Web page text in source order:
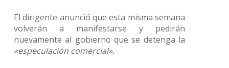
El dirigente anunció que esta misma semana
volverán a manifestarse y pedirán
nuevamente al gobierno que se detenga la
«especulación comercial».